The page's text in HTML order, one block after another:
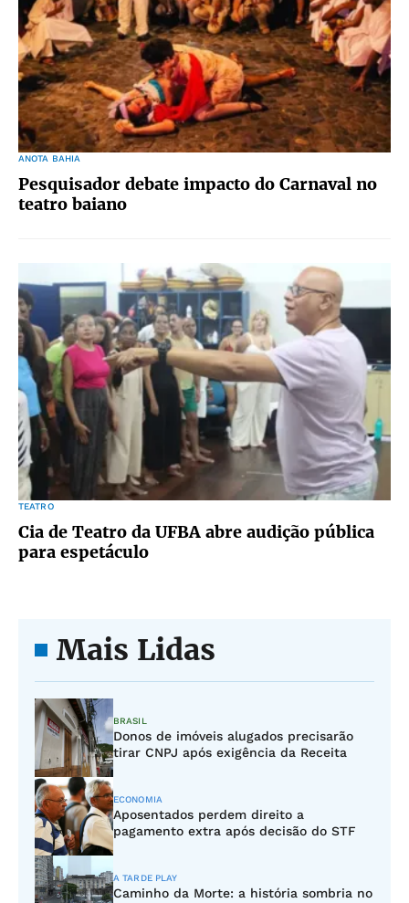
ANOTA BAHIA
Pesquisador debate impacto do Carnaval no
teatro baiano
TEATRO
Cia de Teatro da UFBA abre audição pública
para espetáculo
Mais Lidas
BRASIL
Donos de imóveis alugados precisarão
tirar CNPJ após exigência da Receita
ECONOMIA
Aposentados perdem direito a
pagamento extra após decisão do STF
A TARDE PLAY
Caminho da Morte: a história sombria no